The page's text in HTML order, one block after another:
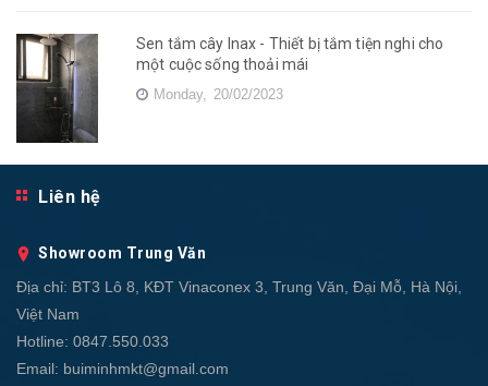
Sen tắm cây Inax - Thiết bị tắm tiện nghi cho
một cuộc sống thoải mái
Monday, 20/02/2023
Liên hệ
Showroom Trung Văn
Địa chỉ: BT3 Lô 8, KĐT Vinaconex 3, Trung Văn, Đại Mỗ, Hà Nội,
Việt Nam
Hotline: 0847.550.033
Email: buiminhmkt@gmail.com